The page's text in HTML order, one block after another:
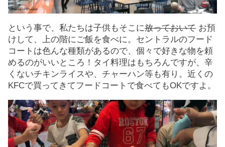
という事で、私たちは子供もそこに放っておいて お預
けして、上の階にご飯を食べに。セントラルのフード
コートは色んな種類があるので、個々で好きな物を頼
めるのがいいところ！タイ料理はもちろんですが、辛
くないチキンライスや、チャーハン等も有り。近くの
KFCで買ってきてフードコートで食べてもOKですよ。